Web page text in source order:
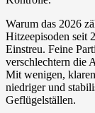
Warum das 2026
Hitzeepisoden seit
Einstreu. Feine
verschlechtern die
Mit wenigen,
niedriger und
Geflügelställen.